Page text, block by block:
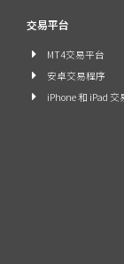
交易平台
MT4交易平台
安卓交易程序
iPhone 和 iPad